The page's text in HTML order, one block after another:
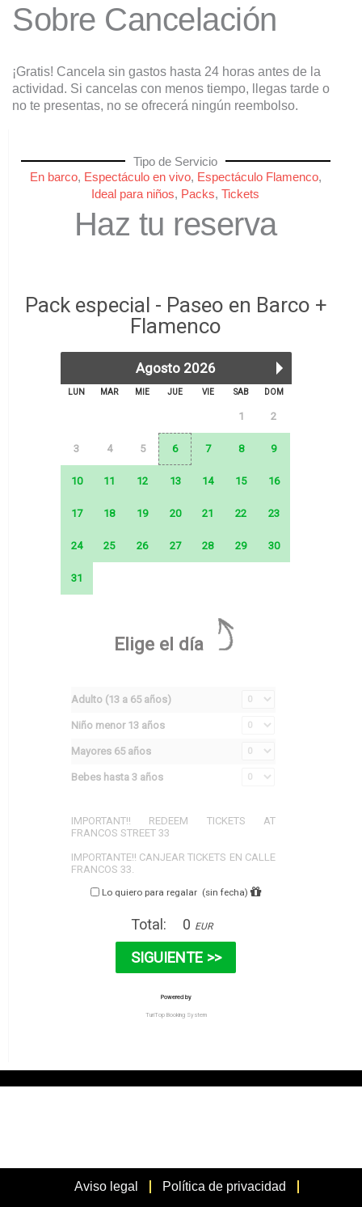
Sobre Cancelación
¡Gratis! Cancela sin gastos hasta 24 horas antes de la
actividad. Si cancelas con menos tiempo, llegas tarde o
no te presentas, no se ofrecerá ningún reembolso.
Tipo de Servicio
En barco, Espectáculo en vivo, Espectáculo Flamenco,
Ideal para niños, Packs, Tickets
Haz tu reserva
Aviso legal Política de privacidad